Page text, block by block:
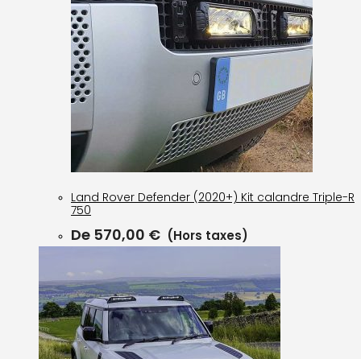
Land Rover Defender (2020+) Kit calandre Triple-R
750
De 570,00 € (Hors taxes)